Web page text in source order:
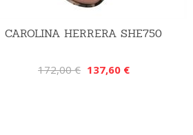
CAROLINA HERRERA SHE750
172,00 € 137,60 €